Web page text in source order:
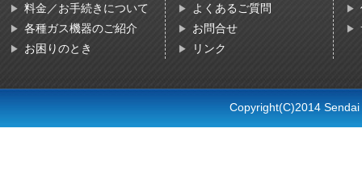
料金／お手続きについて
各種ガス機器のご紹介
お困りのとき
よくあるご質問
お問合せ
リンク
Copyright(C)2014